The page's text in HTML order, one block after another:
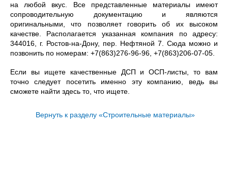
на любой вкус. Все представленные материалы имеют
сопроводительную документацию и являются
оригинальными, что позволяет говорить об их высоком
качестве. Располагается указанная компания по адресу:
344016, г. Ростов-на-Дону, пер. Нефтяной 7. Сюда можно и
позвонить по номерам: +7(863)276-96-96, +7(863)206-07-05.
Если вы ищете качественные ДСП и ОСП-листы, то вам
точно следует посетить именно эту компанию, ведь вы
сможете найти здесь то, что ищете.
Вернуть к разделу «Строительные материалы»